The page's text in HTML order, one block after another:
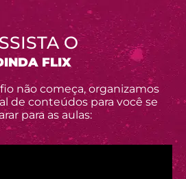
O
FLIX
não começa, organizamos
de conteúdos para você se
para as aulas: